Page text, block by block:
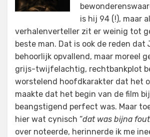
is hij 94 (!), maar
verhalenverteller zit er weinig tot
beste man. Dat is ook de reden dat
behoorlijk opvallend, maar moreel
grijs-twijfelachtig, rechtbankplot
worstelend hoofdkarakter dat het
maakte dat het begin van de film
beangstigend perfect was. Maar
hier wat cynisch “dat was bijna
over noteerde, herinnerde ik me